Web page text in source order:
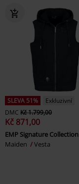
SLEVA 51%
Exkluzivní
DMC Kč 1.799,00
Kč 871,00
EMP Signature Collection
Maiden
Vesta